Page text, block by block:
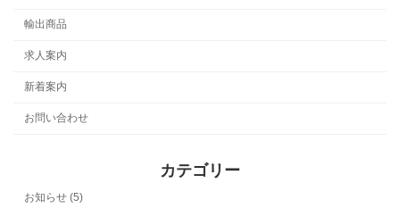
輸出商品
求人案内
新着案内
お問い合わせ
カテゴリー
お知らせ (5)